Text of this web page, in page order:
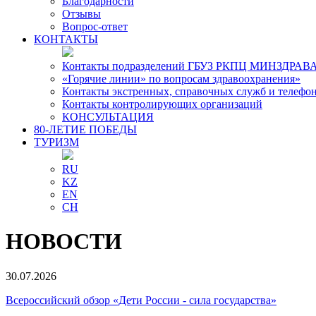
Отзывы
Вопрос-ответ
КОНТАКТЫ
Контакты подразделений ГБУЗ РКПЦ
«Горячие линии» по вопросам здравоохранения»
Контакты экстренных, справочных служб и
Контакты контролирующих организаций
КОНСУЛЬТАЦИЯ
80-ЛЕТИЕ ПОБЕДЫ
ТУРИЗМ
RU
KZ
EN
CH
НОВОСТИ
30.07.2026
Всероссийский обзор «Дети России - сила государства»